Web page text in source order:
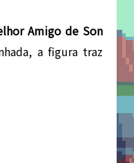
Amigo de Son
a figura traz